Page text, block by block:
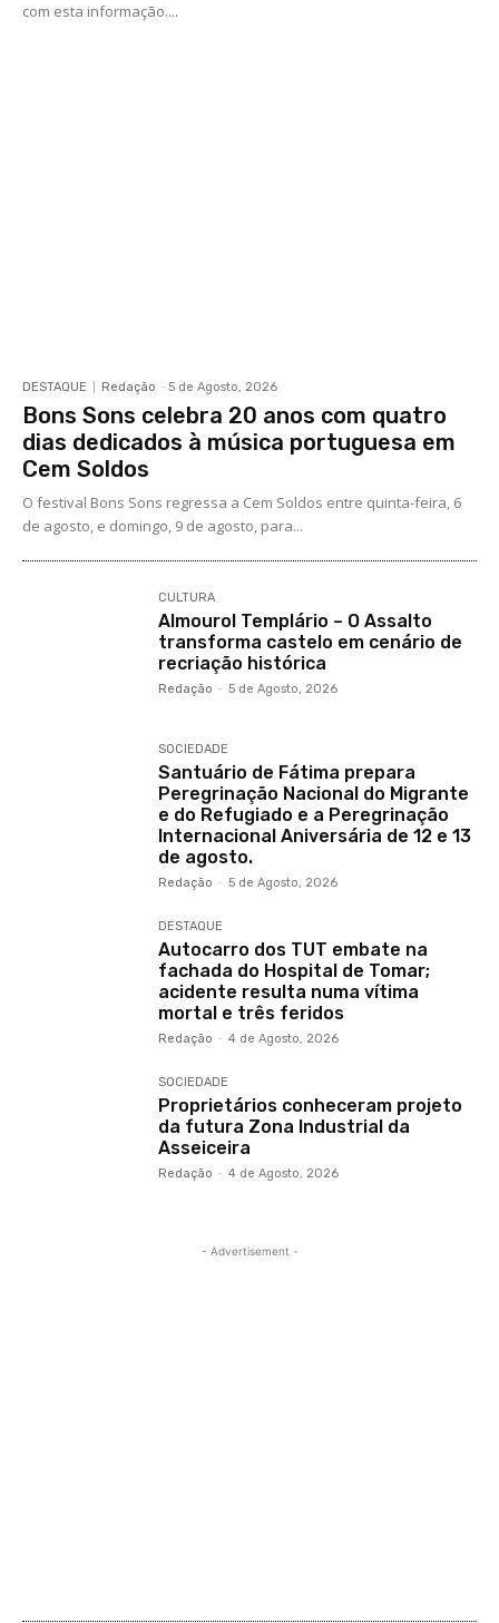
com esta informação....
DESTAQUE Redação - 5 de Agosto, 2026
Bons Sons celebra 20 anos com quatro
dias dedicados à música portuguesa em
Cem Soldos
O festival Bons Sons regressa a Cem Soldos entre quinta-feira, 6
de agosto, e domingo, 9 de agosto, para...
CULTURA
Almourol Templário – O Assalto
transforma castelo em cenário de
recriação histórica
Redação - 5 de Agosto, 2026
SOCIEDADE
Santuário de Fátima prepara
Peregrinação Nacional do Migrante
e do Refugiado e a Peregrinação
Internacional Aniversária de 12 e 13
de agosto.
Redação - 5 de Agosto, 2026
DESTAQUE
Autocarro dos TUT embate na
fachada do Hospital de Tomar;
acidente resulta numa vítima
mortal e três feridos
Redação - 4 de Agosto, 2026
SOCIEDADE
Proprietários conheceram projeto
da futura Zona Industrial da
Asseiceira
Redação - 4 de Agosto, 2026
- Advertisement -